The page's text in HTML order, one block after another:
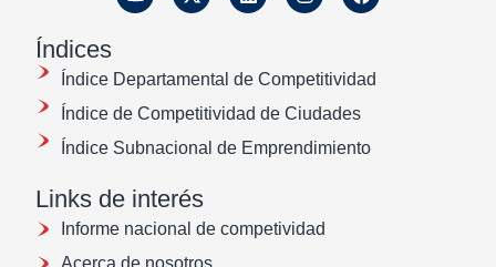
Índices
Índice Departamental de Competitividad
Índice de Competitividad de Ciudades
Índice Subnacional de Emprendimiento
Links de interés
Informe nacional de competividad